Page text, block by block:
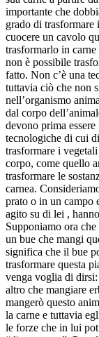
importante che
grado di
cuocere un cavolo
trasformarlo in
non è possibile
fatto. Non c’è una
tuttavia ciò che non
nell’organismo
dal corpo
devono prima
tecnologiche di cui
trasformare i
corpo, come quello
trasformare le
carnea.
prato o in un campo
agito su di lei ,
Supponiamo ora
un bue che mangi
significa che il bue
trasformare questa
venga voglia di dirsi:
altro che mangiare
mangerò questo
la carne e tuttavia
le forze che in lui